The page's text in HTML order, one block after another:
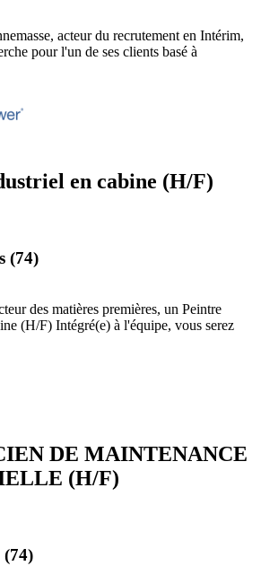
acteur du recrutement en Intérim,
pour l'un de ses clients basé à
en cabine (H/F)
(74)
des matières premières, un Peintre
(H/F) Intégré(e) à l'équipe, vous serez
DE MAINTENANCE
(H/F)
(74)